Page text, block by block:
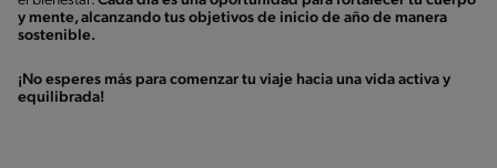
y mente, alcanzando tus objetivos de inicio de año de manera
sostenible.
¡No esperes más para comenzar tu viaje hacia una vida activa y
equilibrada!